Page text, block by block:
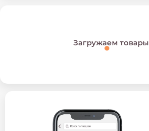
Загружаем товары